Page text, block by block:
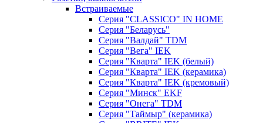
Встраиваемые
Серия "CLASSICO" IN HOME
Серия "Беларусь"
Серия "Валдай" TDM
Серия "Вега" IEK
Серия "Кварта" IEK (белый)
Серия "Кварта" IEK (керамика)
Серия "Кварта" IEK (кремовый)
Серия "Минск" EKF
Серия "Онега" TDM
Серия "Таймыр" (керамика)